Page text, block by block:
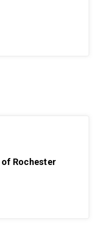
Rochester